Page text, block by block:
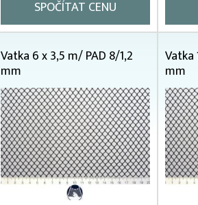
SPOČÍTAT CENU
Vatka 6 x 3,5 m/ PAD 8/1,2
mm
Vatka
mm